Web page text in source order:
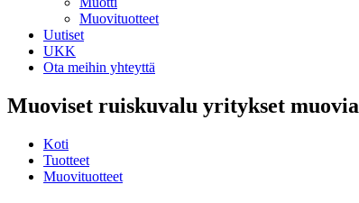
Muovituotteet
Uutiset
UKK
Ota meihin yhteyttä
Muoviset ruiskuvalu yritykset muovia
Koti
Tuotteet
Muovituotteet